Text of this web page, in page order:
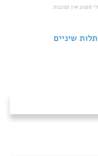
אין תגובות
שיניים